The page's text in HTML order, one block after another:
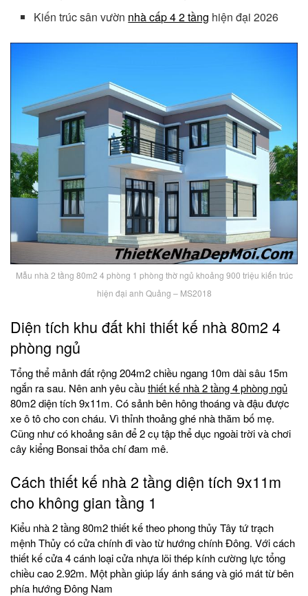
Kiến trúc sân vườn nhà cấp 4 2 tầng hiện đại 2026
Mẫu nhà 2 tầng 80m2 4 phòng 1 phòng thờ ngủ khoảng 900 triệu kiến trúc
hiện đại anh Quảng – MS2018
Diện tích khu đất khi thiết kế nhà 80m2 4
phòng ngủ
Tổng thể mảnh đất rộng 204m2 chiều ngang 10m dài sâu 15m
ngắn ra sau. Nên anh yêu cầuthiết kế nhà 2 tầng 4 phòng ngủ
80m2 diện tích 9x11m. Có sảnh bên hông thoáng và đậu được
xe ô tô cho con cháu. Vì thỉnh thoảng ghé nhà thăm bố mẹ.
Cũng như có khoảng sân để 2 cụ tập thể dục ngoài trời và chơi
cây kiểng Bonsai thỏa chí đam mê.
Cách thiết kế nhà 2 tầng diện tích 9x11m
cho không gian tầng 1
Kiểu nhà 2 tầng 80m2 thiết kế theo phong thủy Tây tứ trạch
mệnh Thủy có cửa chính đi vào từ hướng chính Đông. Với cách
thiết kế cửa 4 cánh loại cửa nhựa lõi thép kính cường lực tổng
chiều cao 2.92m. Một phần giúp lấy ánh sáng và gió mát từ bên
phía hướng Đông Nam